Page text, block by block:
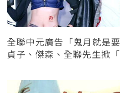
全聯中元廣告「鬼月就是
貞子、傑森、全聯先生掀